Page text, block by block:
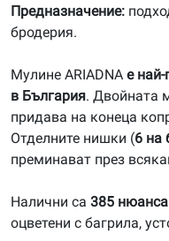
Предназначение:
бродерия.
Мулине ARIADNA е
в България. Двойната
придава на конеца
Отделните нишки (6 на
преминават през
Налични са 385 нюанса
оцветени с багрила,